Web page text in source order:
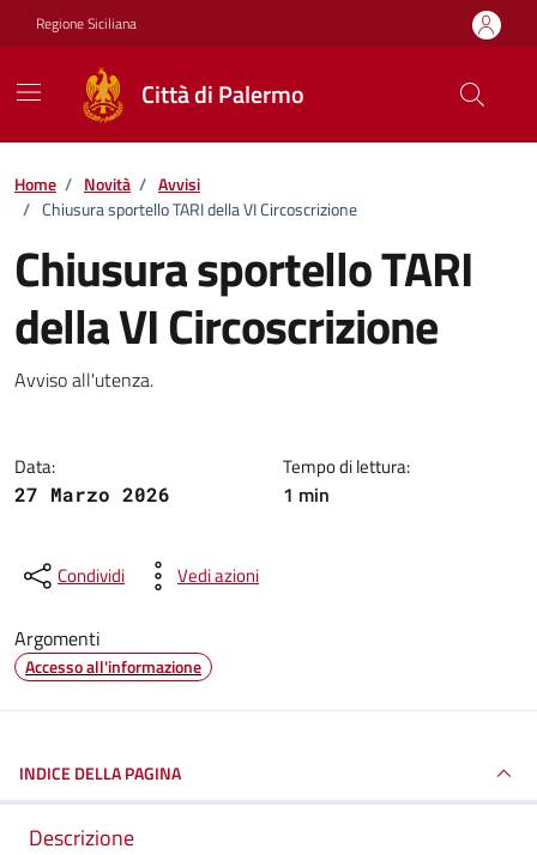
Vai ai contenuti
Vai al footer
Regione Siciliana
Città di Palermo
Home / Novità / Avvisi
/ Chiusura sportello TARI della VI Circoscrizione
Chiusura sportello TARI
della VI Circoscrizione
Dettagli della notizia
Avviso all'utenza.
Data:
27 Marzo 2026
Tempo di lettura:
1 min
Condividi Vedi azioni
Argomenti
Accesso all'informazione
INDICE DELLA PAGINA
Descrizione